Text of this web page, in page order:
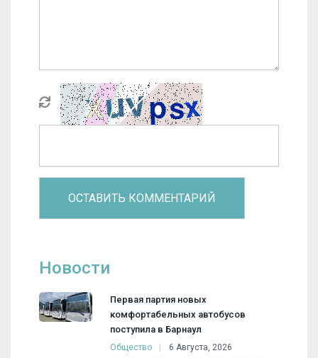
Новости
Первая партия новых
комфортабельных автобусов
поступила в Барнаул
Общество 6 Августа, 2026